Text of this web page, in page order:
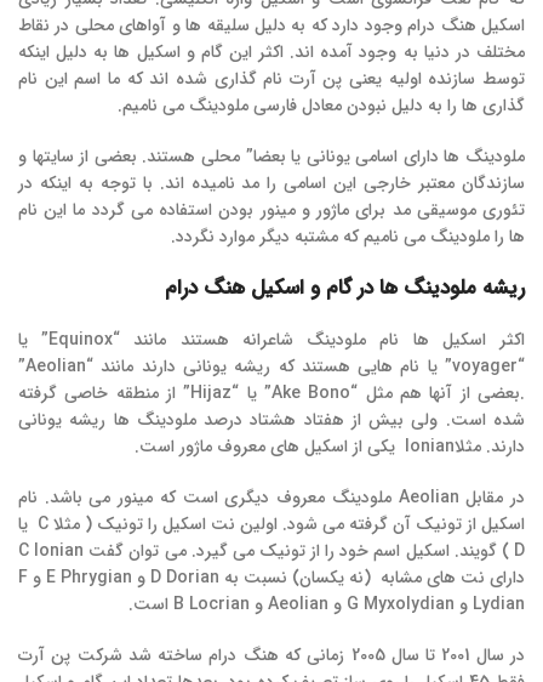
اسکیل هنگ درام وجود دارد که به دلیل سلیقه ها و آواهای محلی در نقاط
مختلف در دنیا به وجود آمده اند. اکثر این گام و اسکیل ها به دلیل اینکه
توسط سازنده اولیه یعنی پن آرت نام گذاری شده اند که ما اسم این نام
گذاری ها را به دلیل نبودن معادل فارسی ملودینگ می نامیم.
ملودینگ ها دارای اسامی یونانی یا بعضا” محلی هستند. بعضی از سایتها و
سازندگان معتبر خارجی این اسامی را مد نامیده اند. با توجه به اینکه در
تئوری موسیقی مد برای ماژور و مینور بودن استفاده می گردد ما این نام
ها را ملودینگ می نامیم که مشتبه دیگر موارد نگردد.
ریشه ملودینگ ها در گام و اسکیل هنگ درام
اکثر اسکیل ها نام ملودینگ شاعرانه هستند مانند “Equinox” یا
“voyager” یا نام هایی هستند که ریشه یونانی دارند مانند “Aeolian”
.بعضی از آنها هم مثل “Ake Bono” یا “Hijaz” از منطقه خاصی گرفته
شده است. ولی بیش از هفتاد هشتاد درصد ملودینگ ها ریشه یونانی
دارند. مثلاlonian یکی از اسکیل های معروف ماژور است.
در مقابل Aeolian ملودینگ معروف دیگری است که مینور می باشد. نام
اسکیل از تونیک آن گرفته می شود. اولین نت اسکیل را تونیک ( مثلا C یا
D ) گویند. اسکیل اسم خود را از تونیک می گیرد. می توان گفت C Ionian
دارای نت های مشابه (نه یکسان) نسبت به D Dorian و E Phrygian و F
Lydian و G Myxolydian و Aeolian و B Locrian است.
در سال 2001 تا سال 2005 زمانی که هنگ درام ساخته شد شرکت پن آرت